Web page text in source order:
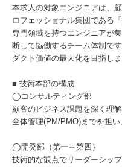
本求人の対象エンジニアは、
ロフェッショナル集団である
専門領域を持つエンジニアが
断して協働するチーム体制で
ダクト価値の最大化を目指しま
■ 技術本部の構成
◯コンサルティング部
顧客のビジネス課題を深く理
全体管理(PM/PMO)までを担い
◯開発部（第一～第四）
技術的な観点でリーダーシッ